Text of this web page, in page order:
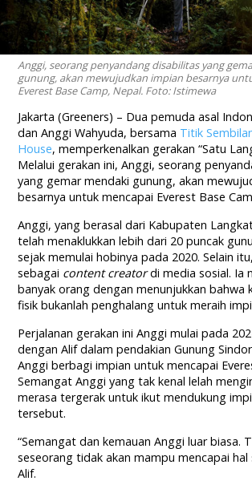
Anggi, seorang penyandang disabilitas yang
gunung, akan mewujudkan impian besarnya
Everest Base Camp, Nepal. Foto: Istimewa
Jakarta (Greeners) – Dua pemuda asal
dan Anggi Wahyuda, bersama Titik
House, memperkenalkan gerakan “Satu
Melalui gerakan ini, Anggi, seorang
yang gemar mendaki gunung, akan
besarnya untuk mencapai Everest Base
Anggi, yang berasal dari Kabupaten
telah menaklukkan lebih dari 20 puncak
sejak memulai hobinya pada 2020. Selain
sebagai content creatordi media sosial. Ia
banyak orang dengan menunjukkan bahwa
fisik bukanlah penghalang untuk meraih
Perjalanan gerakan ini Anggi mulai pada
dengan Alif dalam pendakian Gunung
Anggi berbagi impian untuk mencapai
Semangat Anggi yang tak kenal lelah
merasa tergerak untuk ikut mendukung
tersebut.
“Semangat dan kemauan Anggi luar biasa.
seseorang tidak akan mampu mencapai
Alif.